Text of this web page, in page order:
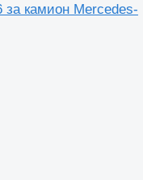
за камион Mercedes-